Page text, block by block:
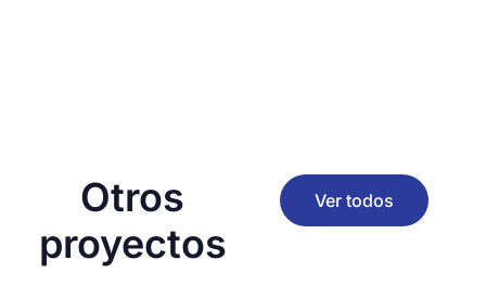
Otros
proyectos
Ver todos